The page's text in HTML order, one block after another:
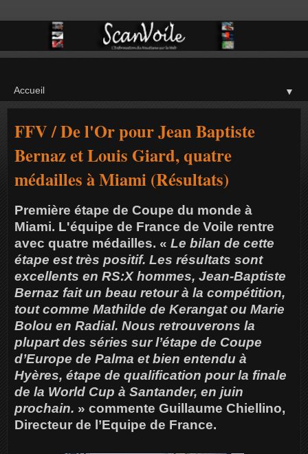
▼
FFV / De l'Or pour Jean Baptiste
Bernaz et Louis Giard, quatre
médailles à Miami (Résultats)
Première étape de Coupe du monde à
Miami. L'équipe de France de Voile rentre
avec quatre médailles. « Le bilan de cette
étape est très positif. Les résultats sont
excellents en RS:X hommes, Jean-Baptiste
Bernaz fait un beau retour à la compétition,
tout comme Mathilde de Kerangat ou Marie
Bolou en Radial. Nous retrouverons la
plupart des séries sur l’étape de Coupe
d’Europe de Palma et bien entendu à
Hyères, étape de qualification pour la finale
de la World Cup à Santander, en juin
prochain. » commente Guillaume Chiellino,
Directeur de l’Equipe de France.